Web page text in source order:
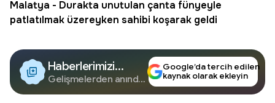
Malatya - Durakta unutulan çanta fünyeyle
patlatılmak üzereyken sahibi koşarak geldi
Haberlerimizi
Google'da Takip
Edin
Gelişmelerden anında
Google’da tercih edilen
kaynak olarak ekleyin